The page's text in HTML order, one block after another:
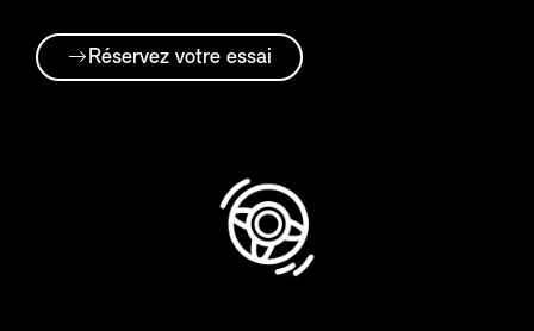
Réservez votre essai